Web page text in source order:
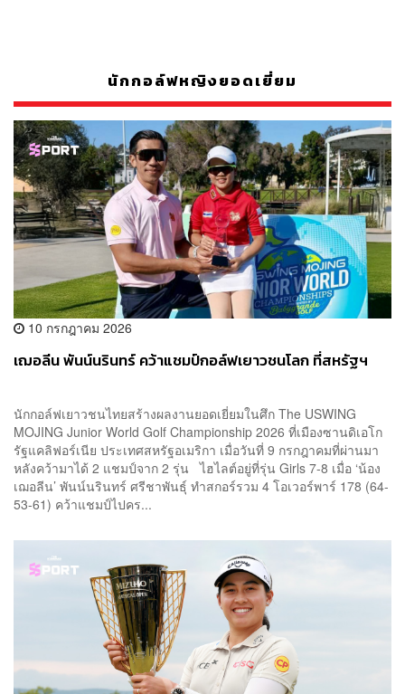
นักกอล์ฟหญิงยอดเยี่ยม
10 กรกฎาคม 2026
เฌอลีน พันน์นรินทร์ คว้าแชมป์กอล์ฟเยาวชนโลก ที่สหรัฐฯ
นักกอล์ฟเยาวชนไทยสร้างผลงานยอดเยี่ยมในศึก The USWING
MOJING Junior World Golf Championship 2026 ที่เมืองซานดิเอโก
รัฐแคลิฟอร์เนีย ประเทศสหรัฐอเมริกา เมื่อวันที่ 9 กรกฎาคมที่ผ่านมา
หลังคว้ามาได้ 2 แชมป์จาก 2 รุ่น ไฮไลต์อยู่ที่รุ่น Girls 7-8 เมื่อ ‘น้อง
เฌอลีน’ พันน์นรินทร์ ศรีชาพันธุ์ ทำสกอร์รวม 4 โอเวอร์พาร์ 178 (64-
53-61) คว้าแชมป์ไปคร...